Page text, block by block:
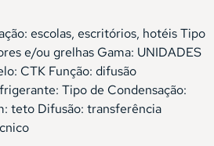
escolas, escritórios, hotéis Tipo
e/ou grelhas Gama: UNIDADES
CTK Função: difusão
Tipo de Condensação:
teto Difusão: transferência